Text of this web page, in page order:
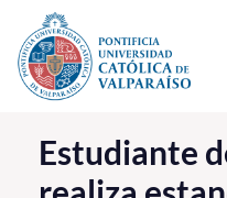
Click acá para ir directamente
La Universidad
Investigación, Creación
Estudiante